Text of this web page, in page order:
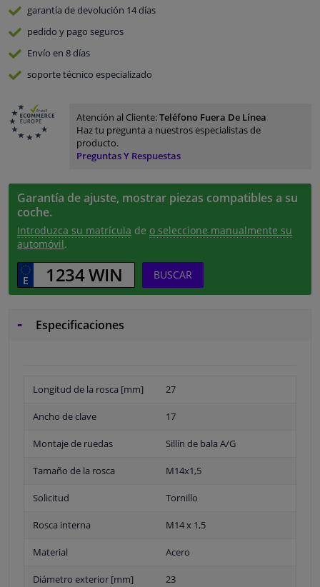
garantía de devolución 14 días
pedido y pago seguros
Envío en 8 días
soporte técnico especializado
Atención al Cliente:Teléfono Fuera De Línea
Haz tu pregunta a nuestros especialistas de
producto.
Preguntas Y Respuestas
Garantía de ajuste, mostrar piezas compatibles a su
coche.
Introduzca su matrícula de o seleccione manualmente su
automóvil.
BUSCAR
Especificaciones
Longitud de la rosca [mm] 27
Ancho de clave 17
Montaje de ruedas Sillín de bala A/G
Tamaño de la rosca M14x1,5
Solicitud Tornillo
Rosca interna M14 x 1,5
Material Acero
Diámetro exterior [mm] 23